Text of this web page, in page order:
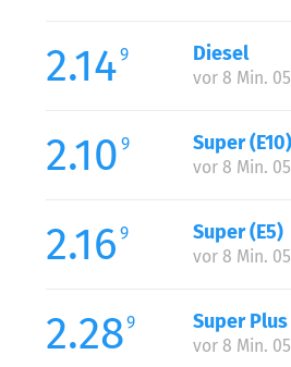
Mittwoch:
Donnerstag:
Samstag:
Sonntag:
2.149 Diesel
vor 8 Min.
2.10 9 Super (E10)
vor 8 Min.
2.16 9 Super (E5)
vor 8 Min.
2.289 Super Plus
vor 8 Min.